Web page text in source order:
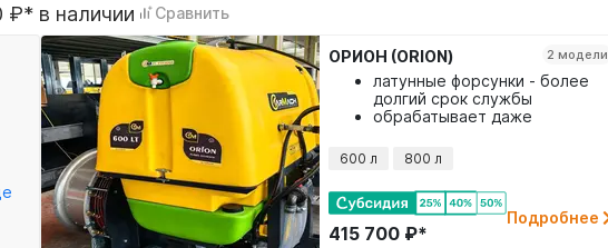
₽* в наличии Сравнить
ОРИОН (ORION) 2 модели
латунные форсунки - более
долгий срок службы
обрабатывает даже
скоростной редуктор, т.е.
можно регулировать
скорость обработки
600 л 800 л
415 700 ₽*
Подробнее